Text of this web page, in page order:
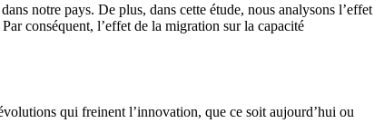
notre pays. De plus, dans cette étude, nous analysons l’ef­fet
conséquent, l’effet de la migration sur la capacité
qui freinent l’innovation, que ce soit aujourd’hui ou